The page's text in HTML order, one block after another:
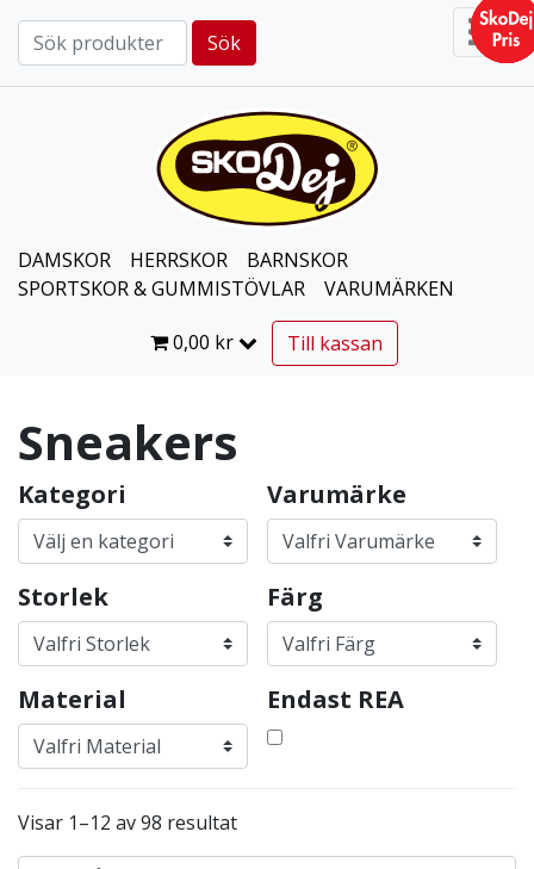
Sök efter: Sök
DAMSKOR HERRSKOR
BARNSKOR
SPORTSKOR & GUMMISTÖVLAR
VARUMÄRKEN
0,00 kr Till kassan
Sneakers
Kategori Varumärke
Storlek Färg
Material Endast REA
Visar 1–12 av 98 resultat